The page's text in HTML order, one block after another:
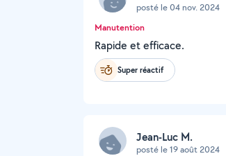
posté le 04 nov. 2024
Manutention
Rapide et efficace.
Super réactif
Jean-Luc M.
posté le 19 août 2024